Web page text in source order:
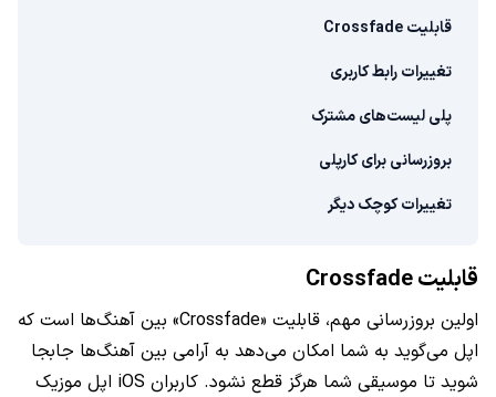
قابلیت Crossfade
تغییرات رابط کاربری
پلی لیست‌های مشترک
بروزرسانی برای کارپلی
تغییرات کوچک دیگر
قابلیت Crossfade
اولین بروزرسانی مهم، قابلیت «Crossfade» بین آهنگ‌ها است که
اپل می‌گوید به شما امکان می‌دهد به آرامی بین آهنگ‌ها جابجا
شوید تا موسیقی شما هرگز قطع نشود. کاربران iOS اپل موزیک